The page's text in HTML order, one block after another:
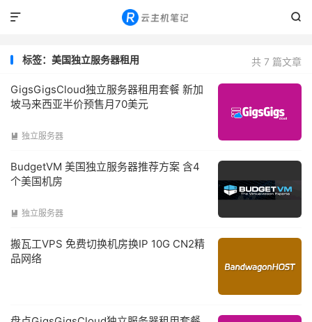


共 7 篇文章
标签：美国独立服务器租用
GigsGigsCloud独立服务器租用套餐 新加
坡马来西亚半价预售月70美元
 独立服务器
BudgetVM 美国独立服务器推荐方案 含4
个美国机房
 独立服务器
搬瓦工VPS 免费切换机房换IP 10G CN2精
品网络